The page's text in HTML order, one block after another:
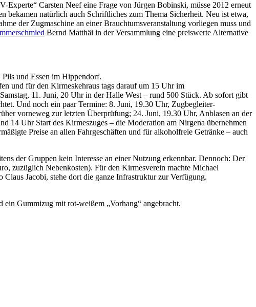
Carsten Neef eine Frage von Jürgen Bobinski, müsse 2012 erneut
bekamen natürlich auch Schriftliches zum Thema Sicherheit. Neu ist etwa,
der Zugmaschine an einer Brauchtumsveranstaltung vorliegen muss und
Bernd Matthäi in der Versammlung eine preiswerte Alternative
und Essen im Hippendorf.
und für den Kirmeskehraus tags darauf um 15 Uhr im
11. Juni, 20 Uhr in der Halle West – rund 500 Stück. Ab sofort gibt
Und noch ein paar Termine: 8. Juni, 19.30 Uhr, Zugbegleiter-
vorneweg zur letzten Überprüfung; 24. Juni, 19.30 Uhr, Anblasen an der
14 Uhr Start des Kirmeszuges – die Moderation am Nirgena übernehmen
Preise an allen Fahrgeschäften und für alkoholfreie Getränke – auch
der Gruppen kein Interesse an einer Nutzung erkennbar. Dennoch: Der
zuzüglich Nebenkosten). Für den Kirmesverein machte Michael
Claus Jacobi, stehe dort die ganze Infrastruktur zur Verfügung.
Gummizug mit rot-weißem „Vorhang“ angebracht.